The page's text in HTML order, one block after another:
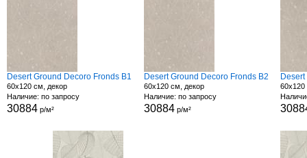
Desert Ground Decoro Fronds B1
60x120 см, декор
Наличие: по запросу
30884 р/м²
Desert Ground Decoro Fronds B2
60x120 см, декор
Наличие: по запросу
30884р/м²
60x120